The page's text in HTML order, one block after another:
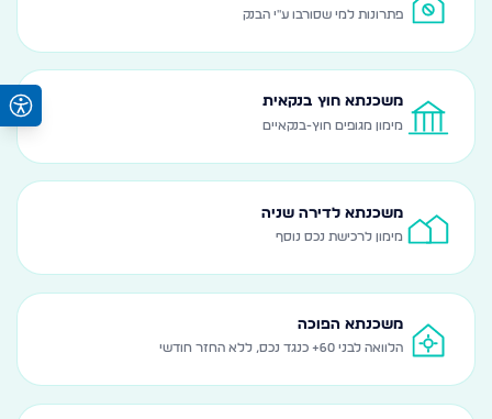
פתרונות למי שסורבו ע"י הבנק
משכנתא חוץ בנקאית
מימון מגופים חוץ-בנקאיים
משכנתא לדירה שניה
מימון לרכישת נכס נוסף
משכנתא הפוכה
הלוואה לבני 60+ כנגד נכס, ללא החזר חודשי